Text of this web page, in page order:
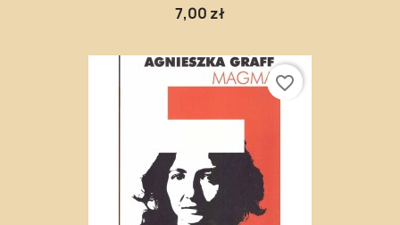
7,00 zł
favorite_border